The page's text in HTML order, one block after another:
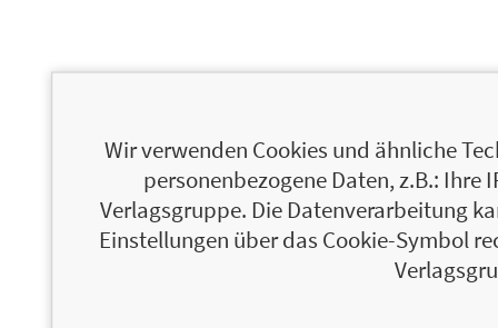
Wir verwenden Cookies und ähnliche
personenbezogene Daten, z.B.: Ihre
Verlagsgruppe. Die Datenverarbeitung
Einstellungen über das Cookie-Symbol